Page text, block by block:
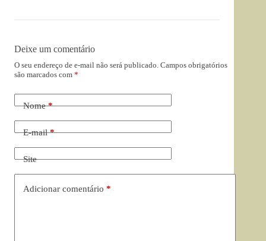
Deixe um comentário
O seu endereço de e-mail não será publicado. Campos obrigatórios
são marcados com *
Nome*
E-mail*
Site
Adicionar comentário *